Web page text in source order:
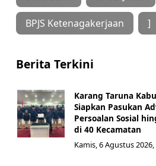
BPJS Ketenagakerjaan ]
Berita Terkini
Karang Taruna
Siapkan Pasukan
Persoalan Sosial
di 40 Kecamatan
Kamis, 6 Agustus 2026,